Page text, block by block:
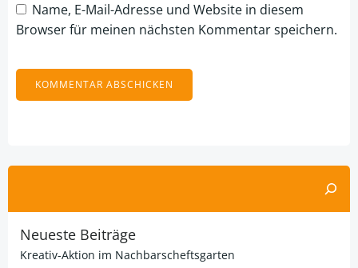
Name, E-Mail-Adresse und Website in diesem
Browser für meinen nächsten Kommentar speichern.
Neueste Beiträge
Kreativ-Aktion im Nachbarscheftsgarten